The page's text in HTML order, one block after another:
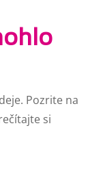
Pozrite na
si